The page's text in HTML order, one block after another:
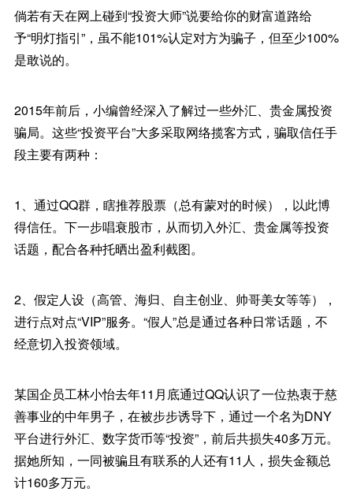
倘若有天在网上碰到“投资大师”说要给你的财富道路给
予“明灯指引”，虽不能101%认定对方为骗子，但至少100%
是敢说的。
2015年前后，小编曾经深入了解过一些外汇、贵金属投资
骗局。这些“投资平台”大多采取网络揽客方式，骗取信任手
段主要有两种：
1、通过QQ群，瞎推荐股票（总有蒙对的时候），以此博
得信任。下一步唱衰股市，从而切入外汇、贵金属等投资
话题，配合各种托晒出盈利截图。
2、假定人设（高管、海归、自主创业、帅哥美女等等），
进行点对点“VIP”服务。“假人”总是通过各种日常话题，不
经意切入投资领域。
某国企员工林小怡去年11月底通过QQ认识了一位热衷于慈
善事业的中年男子，在被步步诱导下，通过一个名为DNY
平台进行外汇、数字货币等“投资”，前后共损失40多万元。
据她所知，一同被骗且有联系的人还有11人，损失金额总
计160多万元。